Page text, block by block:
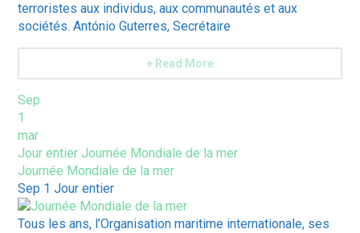
terroristes aux individus, aux communautés et aux
sociétés. António Guterres, Secrétaire
+ Read More
Sep
1
mar
Jour entierJournée Mondiale de la mer
Journée Mondiale de la mer
Sep 1Jour entier
Tous les ans, l’Organisation maritime internationale, ses